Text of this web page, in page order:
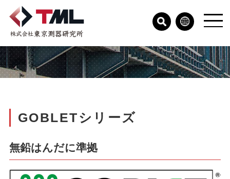
GOBLETシリーズ
無鉛はんだに準拠